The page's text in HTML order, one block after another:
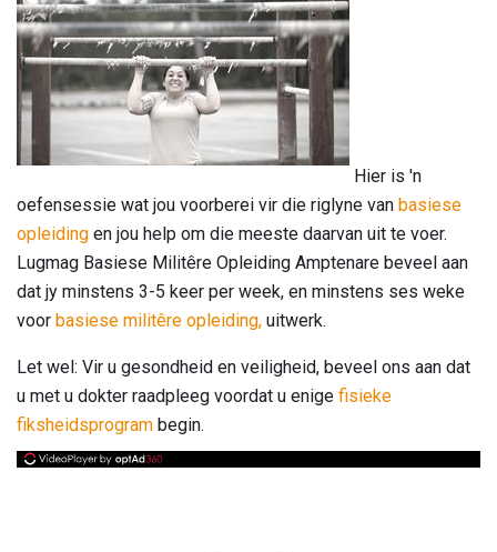
Hier is 'n
oefensessie wat jou voorberei vir die riglyne van basiese
opleiding en jou help om die meeste daarvan uit te voer.
Lugmag Basiese Militêre Opleiding Amptenare beveel aan
dat jy minstens 3-5 keer per week, en minstens ses weke
voor basiese militêre opleiding, uitwerk.
Let wel: Vir u gesondheid en veiligheid, beveel ons aan dat
u met u dokter raadpleeg voordat u enige fisieke
fiksheidsprogram begin.